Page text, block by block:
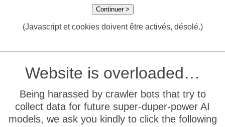
Continuer >
(Javascript et cookies doivent être activés, désolé.)
Website is overloaded…
Being harassed by crawler bots that try to
collect data for future super-duper-power AI
models, we ask you kindly to click the following